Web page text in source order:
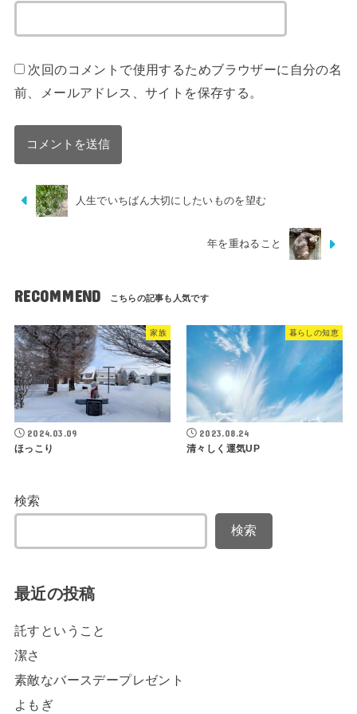
次回のコメントで使用するためブラウザーに自分の名
前、メールアドレス、サイトを保存する。
人生でいちばん大切にしたいものを望む
年を重ねること
RECOMMEND
家族
2024.03.09
ほっこり
暮らしの知恵
2023.08.24
清々しく運気UP
検索
検索
最近の投稿
託すということ
潔さ
素敵なバースデープレゼント
よもぎ